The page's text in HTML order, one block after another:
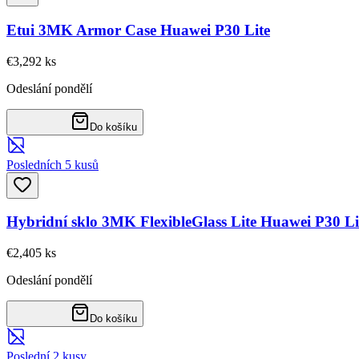
Etui 3MK Armor Case Huawei P30 Lite
€3,292 ks
Odeslání pondělí
Do košíku
Posledních 5 kusů
Hybridní sklo 3MK FlexibleGlass Lite Huawei P30
€2,405 ks
Odeslání pondělí
Do košíku